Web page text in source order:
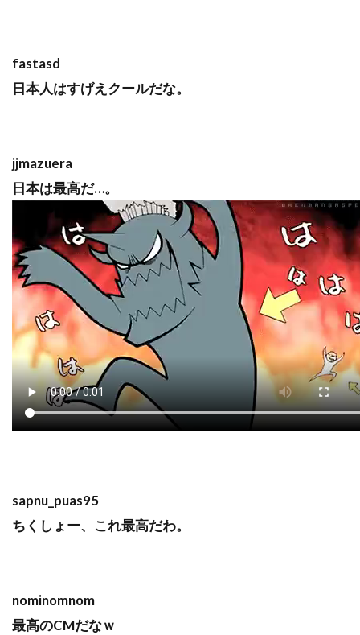
fastasd
日本人はすげえクールだな。
jjmazuera
日本は最高だ…。
sapnu_puas95
ちくしょー、これ最高だわ。
nominomnom
最高のCMだなｗ